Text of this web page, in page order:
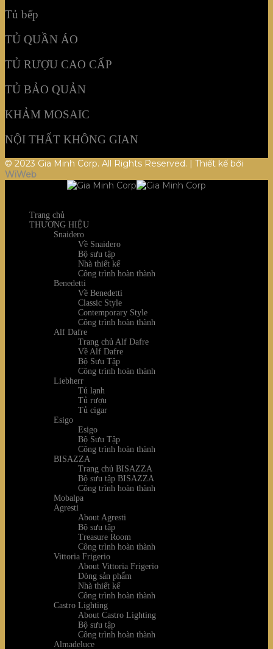
Tủ bếp
TỦ QUẦN ÁO
TỦ RƯỢU CAO CẤP
TỦ BẢO QUẢN
KHẢM MOSAIC
NỘI THẤT KHÔNG GIAN
© 2023 Gia Minh Corp. All Rights Reserved. | Thiết kế bởi
WiWeb
Trang chủ
THƯƠNG HIỆU
Snaidero
Về Snaidero
Bộ sưu tập
Nhà thiết kế
Công trình hoàn thành
Benedetti
Về Benedetti
Classic Style
Contemporary Style
Công trình hoàn thành
Alf Dafre
Trang chủ Alf Dafre
Về Alf Dafre
Bộ Sưu Tập
Công trình hoàn thành
Liebherr
Tủ lạnh
Tủ rượu
Tủ cigar
Esigo
Esigo
Bộ Sưu Tập
Công trình hoàn thành
BISAZZA
Trang chủ BISAZZA
Bộ sưu tập BISAZZA
Công trình hoàn thành
Mobalpa
Agresti
About Agresti
Bộ sưu tập
Treasure Room
Công trình hoàn thành
Vittoria Frigerio
About Vittoria Frigerio
Dòng sản phẩm
Nhà thiết kế
Công trình hoàn thành
Castro Lighting
About Castro Lighting
Bộ sưu tập
Công trình hoàn thành
Almadeluce